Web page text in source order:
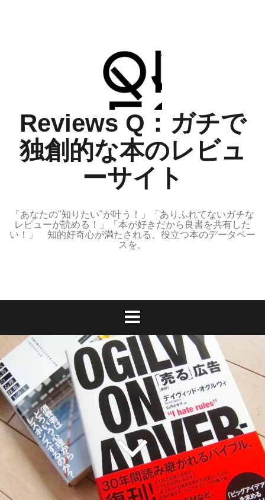
Reviews Q：ガチで
独創的な本のレビュ
ーサイト
「あなたの"知りたい"が叶う！」「ありふれてないガチな
レビューが読める！」「本が好きだから良書を共有した
い！」 知的好奇心が満たされる、役立つ本のデータベー
スを。